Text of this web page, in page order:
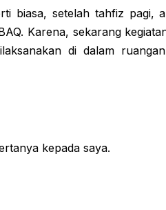
biasa, setelah tahfiz pagi,
Karena, sekarang
di dalam
kepada saya.